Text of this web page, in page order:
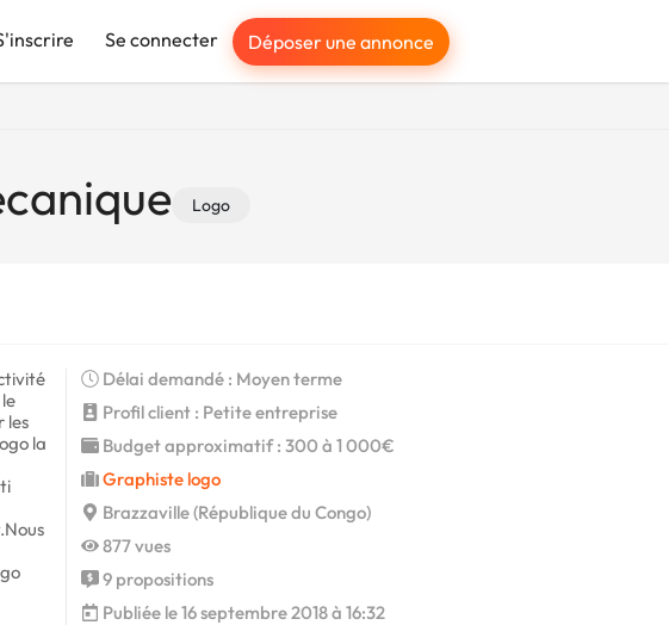
Se connecter Déposer une annonce
Logo
les
la
Délai demandé : Moyen terme
Profil client : Petite entreprise
Budget approximatif : 300 à 1 000€
Graphiste logo
Brazzaville (République du Congo)
877 vues
9 propositions
Publiée le 16 septembre 2018 à 16:32